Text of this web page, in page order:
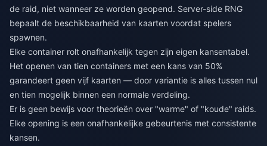
de raid, niet wanneer ze worden geopend. Server-side RNG
bepaalt de beschikbaarheid van kaarten voordat spelers
spawnen.
Elke container rolt onafhankelijk tegen zijn eigen kansentabel.
Het openen van tien containers met een kans van 50%
garandeert geen vijf kaarten — door variantie is alles tussen nul
en tien mogelijk binnen een normale verdeling.
Er is geen bewijs voor theorieën over "warme" of "koude" raids.
Elke opening is een onafhankelijke gebeurtenis met consistente
kansen.